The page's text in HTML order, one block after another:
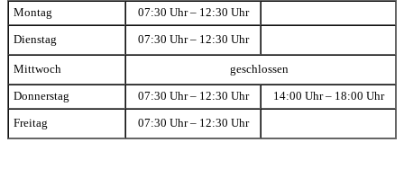
Montag 07:30 Uhr – 12:30 Uhr
Dienstag 07:30 Uhr – 12:30 Uhr
Mittwoch geschlossen
Donnerstag 07:30 Uhr – 12:30 Uhr 14:00 Uhr – 18:00 Uhr
Freitag 07:30 Uhr – 12:30 Uhr